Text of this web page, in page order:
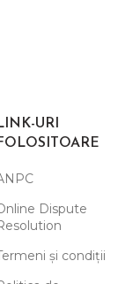
URI
Dispute
și condiții